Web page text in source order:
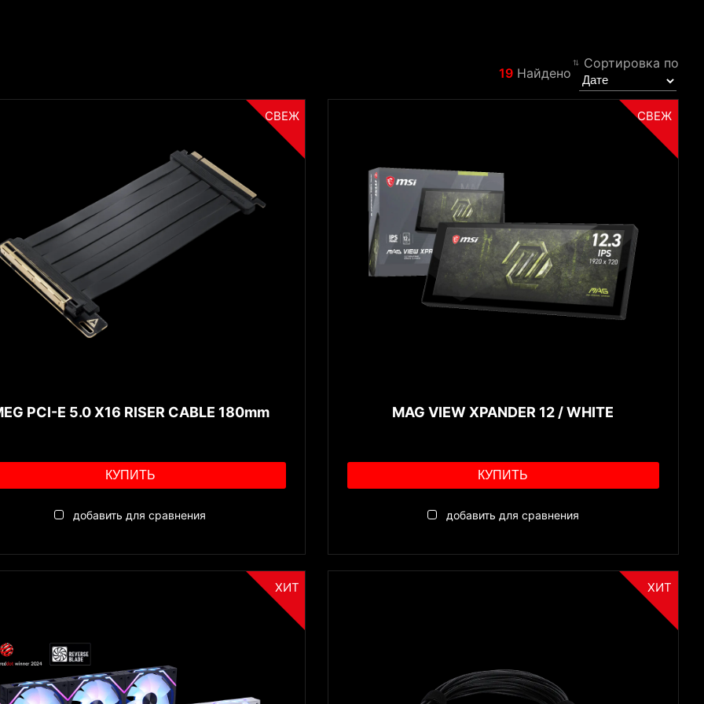
19 Найдено
Сортировка по
СВЕЖ
PCI-E 5.0 X16 RISER CABLE 180mm
КУПИТЬ
добавить для сравнения
СВЕЖ
MAG VIEW XPANDER 12 / WHITE
КУПИТЬ
добавить для сравнения
ХИТ ХИТ
Filter
{{thistitle1[key] || title[key]}}
{{item}}
Clear All